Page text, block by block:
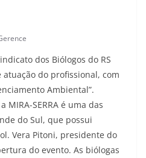
dos Biólogos do RS
do profissional, com
Ambiental”.
SERRA é uma das
do Sul, que possui
Vera Pitoni, presidente do
do evento. As biólogas